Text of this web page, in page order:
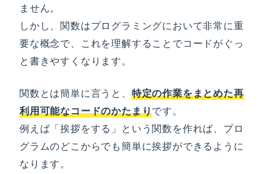
ません。
しかし、関数はプログラミングにおいて非常に重
要な概念で、これを理解することでコードがぐっ
と書きやすくなります。
関数とは簡単に言うと、 特定の作業をまとめた再
利用可能なコードのかたまりです。
例えば「挨拶をする」という関数を作れば、プロ
グラムのどこからでも簡単に挨拶ができるように
なります。